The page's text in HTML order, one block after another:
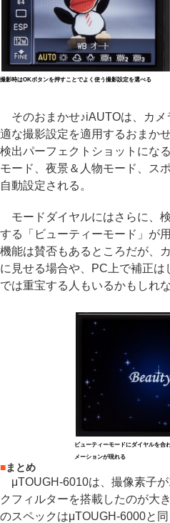
撮影時はOKボタンを押すことでよく使う撮影設定を選べる
そのおまかせ♪iAUTOは、カメ
適な撮影設定を適用するおまか
検出パーフェクトショットにな
モード、夜景＆人物モード、ス
自動設定される。
モードダイヤルにはさらに、
する「ビューティーモード」が
機能は賛否もあるところだが、
に見せる場合や、PC上で補正
では重宝する人もいるかもしれな
ビューティーモードにダイヤルを合
メーションが現れる
■まとめ
μTOUGH-6010は、撮像素子
クフィルターを搭載したのが大
のスペックはμTOUGH-6000と